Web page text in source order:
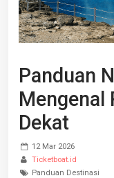
Panduan
Mengenal
Dekat
12 Mar 2026
Ticketboat.id
Panduan Destinasi